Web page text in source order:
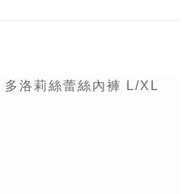
洛莉絲蕾絲內褲 L/XL